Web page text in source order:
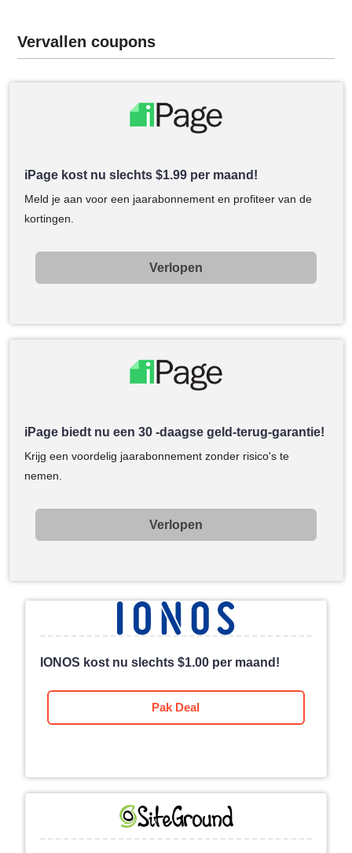
Vervallen coupons
iPage kost nu slechts $1.99per maand!
Meld je aan voor een jaarabonnement en profiteer van de
kortingen.
Verlopen
iPage biedt nu een 30 -daagse geld-terug-garantie!
Krijg een voordelig jaarabonnement zonder risico's te
nemen.
Verlopen
IONOS kost nu slechts $1.00per maand!
Pak Deal